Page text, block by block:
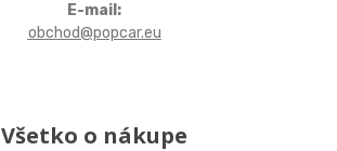
E-mail:
obchod@popcar.eu
Všetko o nákupe